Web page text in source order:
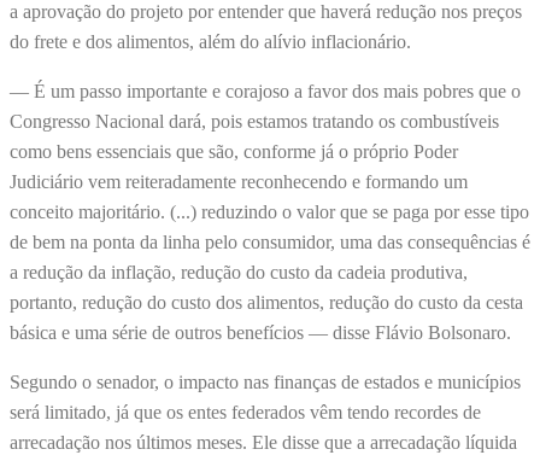
a aprovação do projeto por entender que haverá redução nos preços
do frete e dos alimentos, além do alívio inflacionário.
— É um passo importante e corajoso a favor dos mais pobres que o
Congresso Nacional dará, pois estamos tratando os combustíveis
como bens essenciais que são, conforme já o próprio Poder
Judiciário vem reiteradamente reconhecendo e formando um
conceito majoritário. (...) reduzindo o valor que se paga por esse tipo
de bem na ponta da linha pelo consumidor, uma das consequências é
a redução da inflação, redução do custo da cadeia produtiva,
portanto, redução do custo dos alimentos, redução do custo da cesta
básica e uma série de outros benefícios — disse Flávio Bolsonaro.
Segundo o senador, o impacto nas finanças de estados e municípios
será limitado, já que os entes federados vêm tendo recordes de
arrecadação nos últimos meses. Ele disse que a arrecadação líquida